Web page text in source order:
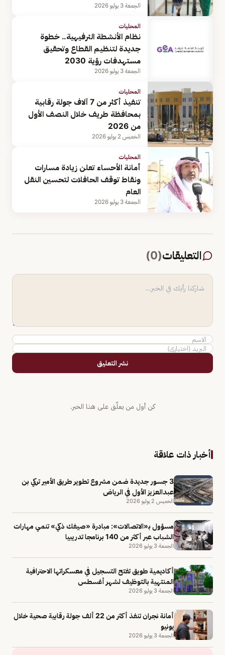
الجمعة 3 يوليو 2026
المحليات
نظام الأنشطة الترفيهية.. خطوة
جديدة لتنظيم القطاع وتحقيق
مستهدفات رؤية 2030
الجمعة 3 يوليو 2026
المحليات
تنفيذ أكثر من 7 آلاف جولة رقابية
بمحافظة طريف خلال النصف الأول
من 2026
الخميس 2 يوليو 2026
المحليات
أمانة الأحساء تعلن زيادة مسارات
ونقاط توقف الحافلات لتحسين النقل
العام
الجمعة 3 يوليو 2026
التعليقات(
0
)
نشر التعليق
كن أول من يعلّق على هذا الخبر.
أخبار ذات علاقة
3 جسور جديدة ضمن مشروع تطوير طريق الأمير تركي بن
عبدالعزيز الأول في الرياض
الخميس 2 يوليو 2026
مسؤول بـ«الاتصالات»: مبادرة «صيفك ذكي» تنمي مهارات
الشباب عبر أكثر من 140 برنامجا تدريبيا
الجمعة 3 يوليو 2026
أكاديمية طويق تفتح التسجيل في معسكراتها الاحترافية
المنتهية بالتوظيف لشهر أغسطس
الجمعة 3 يوليو 2026
أمانة نجران تنفذ أكثر من 22 ألف جولة رقابية صحية خلال
يونيو
الجمعة 3 يوليو 2026